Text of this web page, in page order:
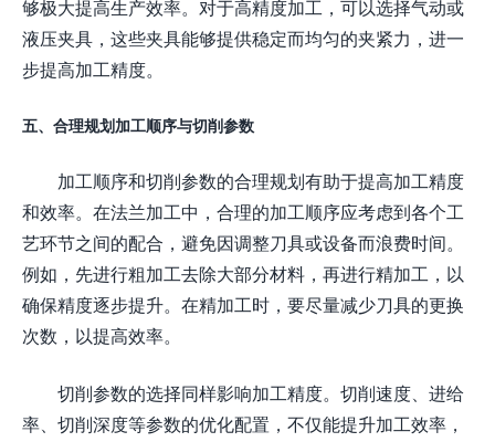
够极大提高生产效率。对于高精度加工，可以选择气动或
液压夹具，这些夹具能够提供稳定而均匀的夹紧力，进一
步提高加工精度。
五、合理规划加工顺序与切削参数
加工顺序和切削参数的合理规划有助于提高加工精度
和效率。在法兰加工中，合理的加工顺序应考虑到各个工
艺环节之间的配合，避免因调整刀具或设备而浪费时间。
例如，先进行粗加工去除大部分材料，再进行精加工，以
确保精度逐步提升。在精加工时，要尽量减少刀具的更换
次数，以提高效率。
切削参数的选择同样影响加工精度。切削速度、进给
率、切削深度等参数的优化配置，不仅能提升加工效率，